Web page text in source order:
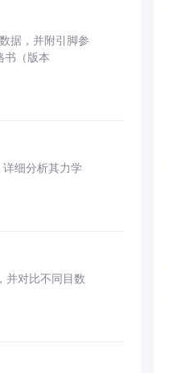
据，并附引脚参
书（版本
详细分析其力学
并对比不同目数